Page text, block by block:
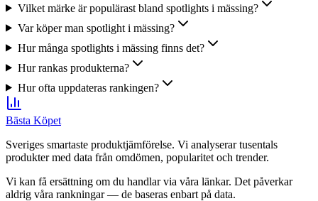
Vilket märke är populärast bland spotlights i mässing?
Var köper man spotlight i mässing?
Hur många spotlights i mässing finns det?
Hur rankas produkterna?
Hur ofta uppdateras rankingen?
Bästa Köpet
Sveriges smartaste produktjämförelse. Vi analyserar tusentals
produkter med data från omdömen, popularitet och trender.
Vi kan få ersättning om du handlar via våra länkar. Det påverkar
aldrig våra rankningar — de baseras enbart på data.